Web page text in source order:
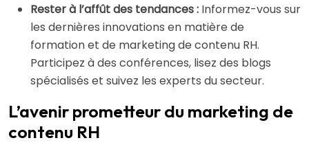
Rester à l’affût des tendances : Informez-vous sur
les dernières innovations en matière de
formation et de marketing de contenu RH.
Participez à des conférences, lisez des blogs
spécialisés et suivez les experts du secteur.
L’avenir prometteur du marketing de
contenu RH